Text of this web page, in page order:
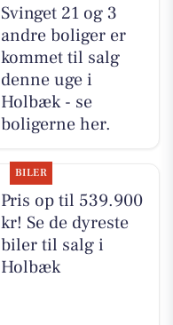
Svinget 21 og 3
andre boliger er
kommet til salg
denne uge i
Holbæk - se
boligerne her.
BILER
Pris op til 539.900
kr! Se de dyreste
biler til salg i
Holbæk